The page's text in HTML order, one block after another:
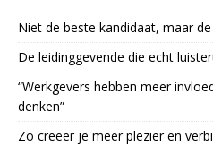
l
e
a
s
e
l
Niet de beste kandidaat, maar
De leidinggevende die echt
“Werkgevers hebben meer
denken”
Zo creëer je meer plezier en